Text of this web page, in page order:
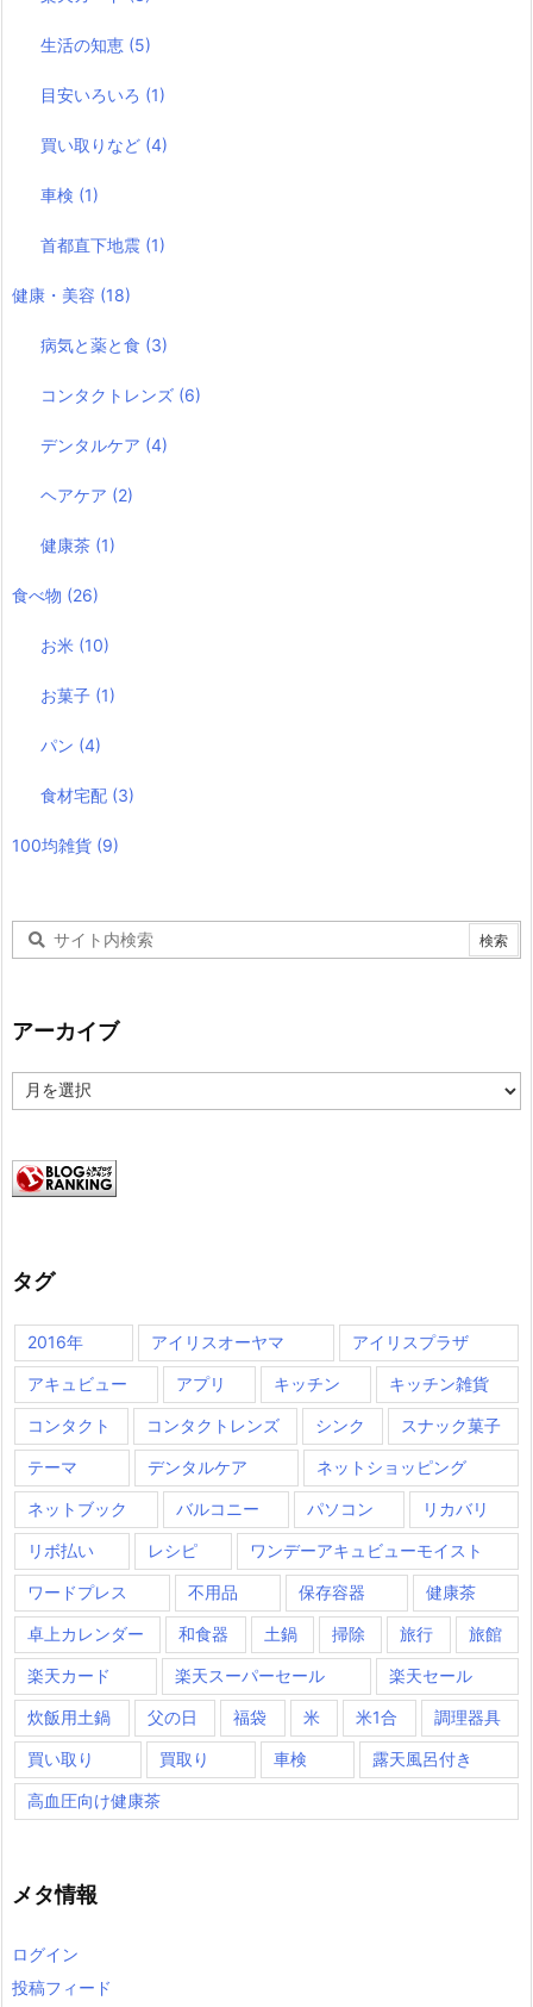
生活の知恵 (5)
目安いろいろ (1)
買い取りなど (4)
車検 (1)
首都直下地震 (1)
健康・美容 (18)
病気と薬と食 (3)
コンタクトレンズ (6)
デンタルケア (4)
ヘアケア (2)
健康茶 (1)
食べ物 (26)
お米 (10)
お菓子 (1)
パン (4)
食材宅配 (3)
100均雑貨 (9)
アーカイブ
ー
ブ
タグ
2016年 アイリスオーヤマ アイリスプラザ
アキュビュー アプリ キッチン キッチン雑貨
コンタクト コンタクトレンズ シンク スナック菓子
テーマ デンタルケア ネットショッピング
ネットブック バルコニー パソコン リカバリ
リボ払い レシピ ワンデーアキュビューモイスト
ワードプレス 不用品 保存容器 健康茶
卓上カレンダー 和食器 土鍋 掃除 旅行 旅館
楽天カード 楽天スーパーセール 楽天セール
炊飯用土鍋 父の日 福袋 米 米1合 調理器具
買い取り 買取り 車検 露天風呂付き
高血圧向け健康茶
メタ情報
ログイン
投稿フィード